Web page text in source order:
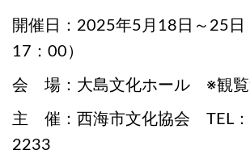
開催日：2025年5月18日～25日
17：00）
会 場：大島文化ホール ※観覧
主 催：西海市文化協会 TEL：
2233